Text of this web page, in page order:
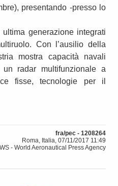
presentando -presso lo
generazione integrati
Con l’ausilio della
mostra capacità navali
radar multifunzionale a
fisse, tecnologie per il
fra/pec - 1208264
Roma, Italia, 07/11/2017 11:49
- World Aeronautical Press Agency